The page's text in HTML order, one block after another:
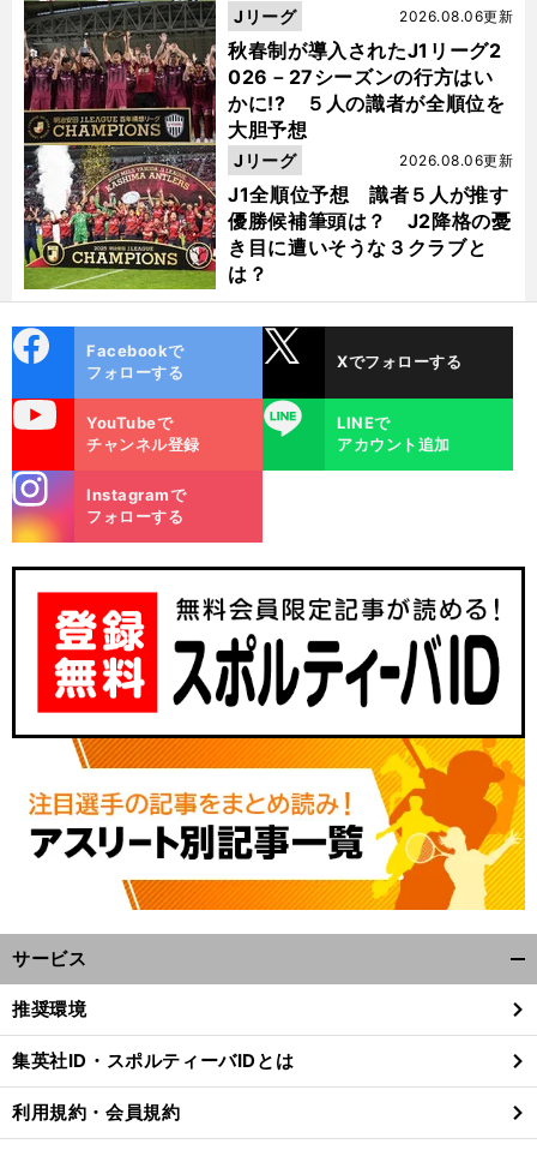
秋春制が導入されたJ1リーグ2
026－27シーズンの行方はい
かに!? ５人の識者が全順位を
大胆予想
2026.08.06更新
Jリーグ
J1全順位予想 識者５人が推す
優勝候補筆頭は？ J2降格の憂
き目に遭いそうな３クラブと
は？
2026.08.06更新
Jリーグ
ok
Facebookで
フォローする
Xでフォローする
YouTubeで
チャンネル登録
LINE
LINEで
アカウント追加
m
Instagramで
フォローする
サービス
閉
る
推奨環境
集英社ID・スポルティーバIDとは
利用規約・会員規約